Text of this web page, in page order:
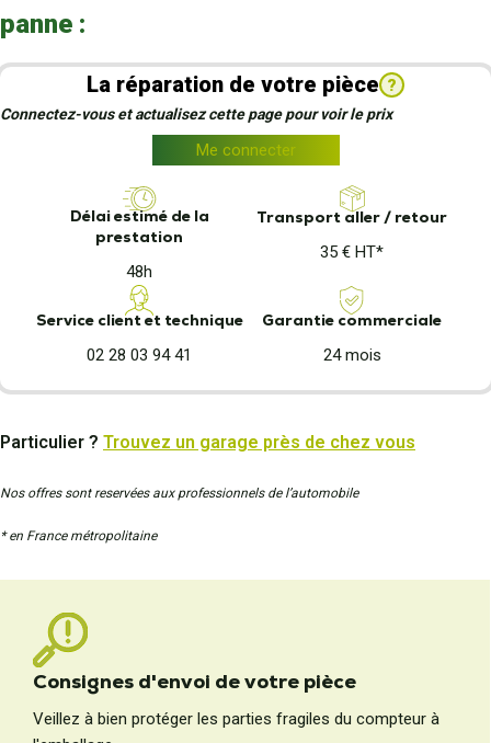
panne :
La réparation de votre pièce ?
Connectez-vous et actualisez cette page pour voir le prix
Me connecter
Délai estimé de la
prestation
48h
Transport aller / retour
35 € HT*
Service client et technique
02 28 03 94 41
Garantie commerciale
24 mois
Particulier ? Trouvez un garage près de chez vous
Nos offres sont reservées aux professionnels de l’automobile
* en France métropolitaine
Consignes d'envoi de votre pièce
Veillez à bien protéger les parties fragiles du compteur à